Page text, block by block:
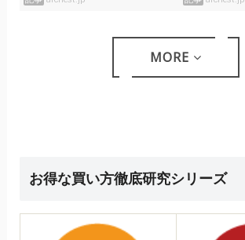
MORE
お得な買い方徹底研究シリーズ